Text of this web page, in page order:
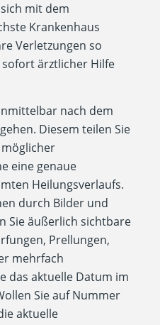
mit dem
Krankenhaus
Verletzungen so
sofort ärztlicher Hilfe
nach dem
Diesem teilen Sie
eine genaue
Heilungsverlaufs.
durch Bilder und
Sie äußerlich sichtbare
Prellungen,
mehrfach
das aktuelle Datum im
Sie auf Nummer
aktuelle